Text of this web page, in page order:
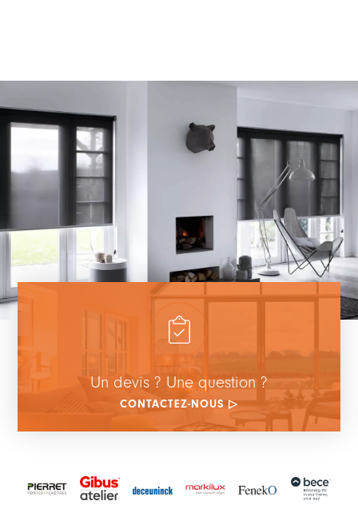
Un devis ? Une question ?
CONTACTEZ-NOUS ▷